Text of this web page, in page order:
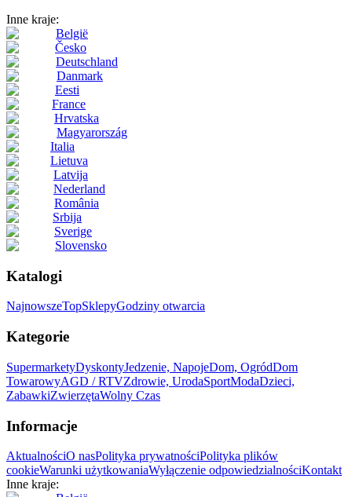
Inne kraje:
België
Česko
Deutschland
Danmark
Eesti
France
Hrvatska
Magyarország
Italia
Lietuva
Latvija
Nederland
România
Srbija
Sverige
Slovensko
Katalogi
NajnowszeTopSklepyGodziny otwarcia
Kategorie
SupermarketyDyskontyJedzenie, NapojeDom, OgródDom
TowarowyAGD / RTVZdrowie, UrodaSportModaDzieci,
ZabawkiZwierzętaWolny Czas
Informacje
AktualnościO nasPolityka prywatnościPolityka plików
cookieWarunki użytkowaniaWyłączenie odpowiedzialnościKontakt
Inne kraje: